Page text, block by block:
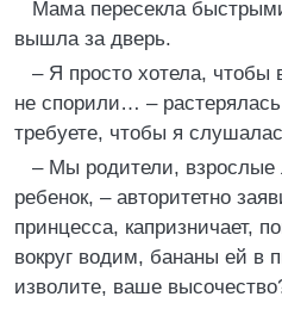
Мама пересекла
вышла за дверь.
– Я просто хотела, чтобы
не спорили… –
требуете, чтобы я
– Мы родители,
ребенок, – авторитетно
принцесса, капризничает,
вокруг водим, бананы ей в
изволите, ваше